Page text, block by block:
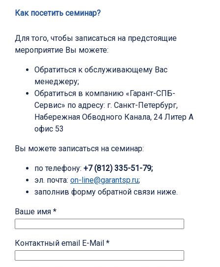
Как посетить семинар?
Для того, чтобы записаться на предстоящие
мероприятие Вы можете:
Обратиться к обслуживающему Вас
менеджеру;
Обратиться в компанию «Гарант-СПБ-
Сервис» по адресу: г. Санкт-Петербург,
Набережная Обводного Канала, 24 Литер А
офис 53
Вы можете записаться на семинар:
по телефону: +7 (812) 335-51-79;
эл. почта: on-line@garantsp.ru;
заполнив форму обратной связи ниже.
Ваше имя *
Контактный email E-Mail *